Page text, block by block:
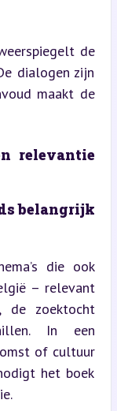
de
dialogen zijn
maakt de
relevantie
belangrijk
die ook
– relevant
de zoektocht
In een
of cultuur
het boek